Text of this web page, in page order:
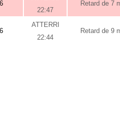
22:47
Retard de 7
ATTERRI
22:44
Retard de 9